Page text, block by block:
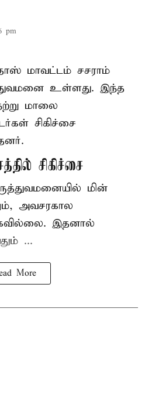
pm
மாவட்டம் சசராம்
உள்ளது. இந்த
மாலை
சிகிச்சை
சிகிச்சை
மின்
அவசரகால
இதனால்
...
More